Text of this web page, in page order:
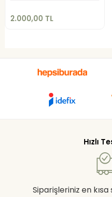
2.000,00 TL
Hızlı
Siparişleriniz en kısa